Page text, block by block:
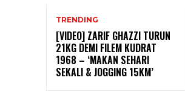
TRENDING
[VIDEO] ZARIF GHAZZI TURUN
21KG DEMI FILEM KUDRAT
1968 – ‘MAKAN SEHARI
SEKALI & JOGGING 15KM’